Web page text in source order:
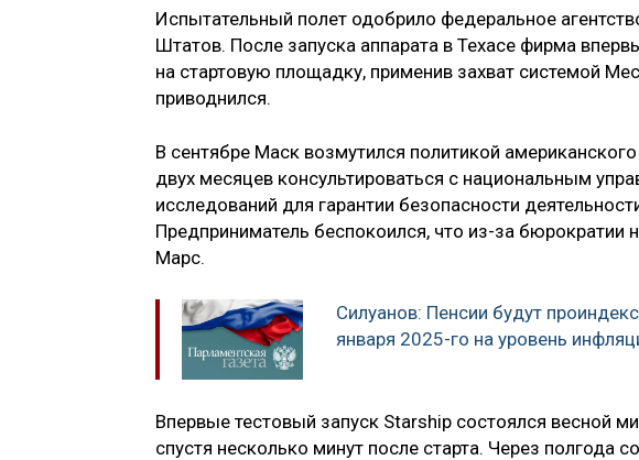
Испытательный полет одобрило федеральное
Штатов. После запуска аппарата в Техасе фирма
на стартовую площадку, применив захват системой
приводнился.
В сентябре Маск возмутился политикой
двух месяцев консультироваться с национальным
исследований для гарантии безопасности
Предприниматель беспокоился, что из-за бюрократии
Марс.
Силуанов: Пенсии будут
января 2025-го на уровень
Впервые тестовый запуск Starship состоялся весной
спустя несколько минут после старта. Через полгода